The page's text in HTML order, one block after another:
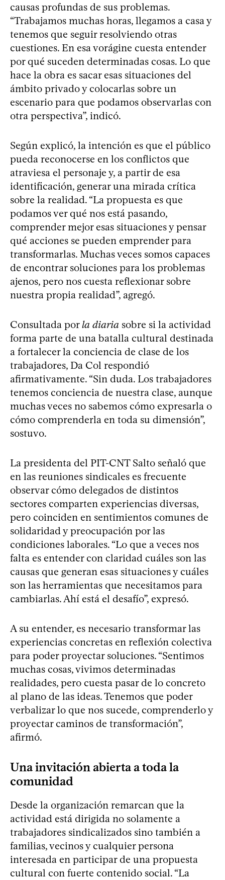
causas profundas de sus problemas.
“Trabajamos muchas horas, llegamos a casa y
tenemos que seguir resolviendo otras
cuestiones. En esa vorágine cuesta entender
por qué suceden determinadas cosas. Lo que
hace la obra es sacar esas situaciones del
ámbito privado y colocarlas sobre un
escenario para que podamos observarlas con
otra perspectiva”, indicó.
Según explicó, la intención es que el público
pueda reconocerse en los conflictos que
atraviesa el personaje y, a partir de esa
identificación, generar una mirada crítica
sobre la realidad. “La propuesta es que
podamos ver qué nos está pasando,
comprender mejor esas situaciones y pensar
qué acciones se pueden emprender para
transformarlas. Muchas veces somos capaces
de encontrar soluciones para los problemas
ajenos, pero nos cuesta reflexionar sobre
nuestra propia realidad”, agregó.
Consultada porla diaria sobre si la actividad
forma parte de una batalla cultural destinada
a fortalecer la conciencia de clase de los
trabajadores, Da Col respondió
afirmativamente. “Sin duda. Los trabajadores
tenemos conciencia de nuestra clase, aunque
muchas veces no sabemos cómo expresarla o
cómo comprenderla en toda su dimensión”,
sostuvo.
La presidenta del PIT-CNT Salto señaló que
en las reuniones sindicales es frecuente
observar cómo delegados de distintos
sectores comparten experiencias diversas,
pero coinciden en sentimientos comunes de
solidaridad y preocupación por las
condiciones laborales. “Lo que a veces nos
falta es entender con claridad cuáles son las
causas que generan esas situaciones y cuáles
son las herramientas que necesitamos para
cambiarlas. Ahí está el desafío”, expresó.
A su entender, es necesario transformar las
experiencias concretas en reflexión colectiva
para poder proyectar soluciones. “Sentimos
muchas cosas, vivimos determinadas
realidades, pero cuesta pasar de lo concreto
al plano de las ideas. Tenemos que poder
verbalizar lo que nos sucede, comprenderlo y
proyectar caminos de transformación”,
afirmó.
Una invitación abierta a toda la
comunidad
Desde la organización remarcan que la
actividad está dirigida no solamente a
trabajadores sindicalizados sino también a
familias, vecinos y cualquier persona
interesada en participar de una propuesta
cultural con fuerte contenido social. “La